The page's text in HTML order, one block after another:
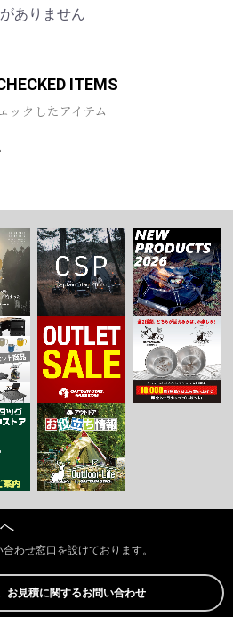
ありません
ITEMS
ックしたアイテム
わせ窓口を設けております。
お見積に関するお問い合わせ